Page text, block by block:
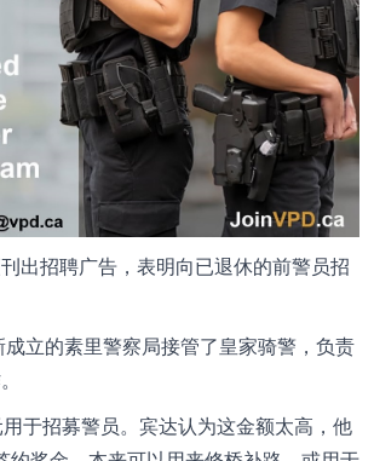
出招聘广告，表明向已退休的前警员招
立的素里警察局接管了皇家骑警，负责
于招募警员。宾达认为这金额太高，他